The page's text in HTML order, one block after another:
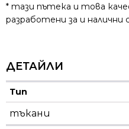
* тази пътека и това
разработени за и
ДЕТАЙЛИ
Тип
тъкани